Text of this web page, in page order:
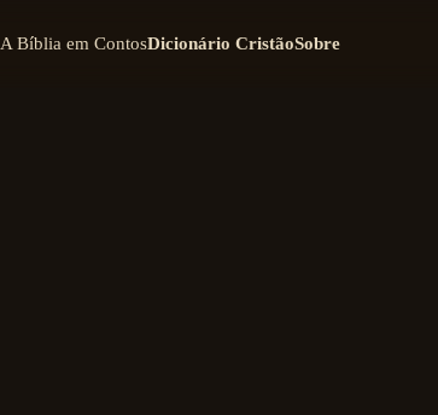
A Bíblia em ContosDicionário CristãoSobre